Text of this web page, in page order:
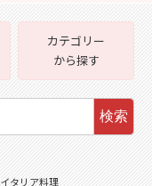
カテゴリー
から探す
検索
イタリア料理